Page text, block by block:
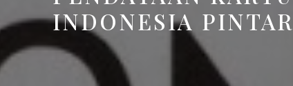
INDONESIA PINTAR